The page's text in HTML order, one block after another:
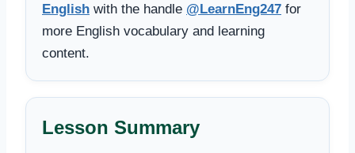
English with the handle @LearnEng247 for
more English vocabulary and learning
content.
Lesson Summary